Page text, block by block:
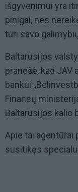
išgyvenimui yra
pinigai, nes
turi savo
Baltarusijos
pranešė, kad
bankui
Finansų
Baltarusijos kalio
Apie tai agentūrai
susitikęs